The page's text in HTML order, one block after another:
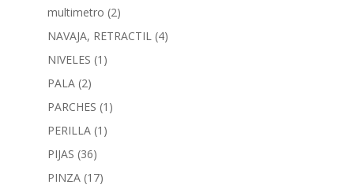
multimetro (2)
NAVAJA, RETRACTIL (4)
NIVELES (1)
PALA (2)
PARCHES (1)
PERILLA (1)
PIJAS (36)
PINZA (17)